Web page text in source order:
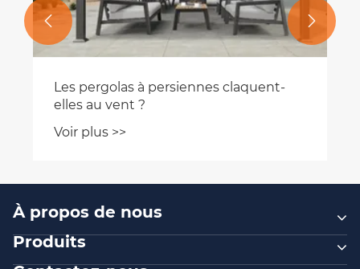
Les pergolas à persiennes claquent-
elles au vent ?
Voir plus >>
 
À propos de nous
Produits